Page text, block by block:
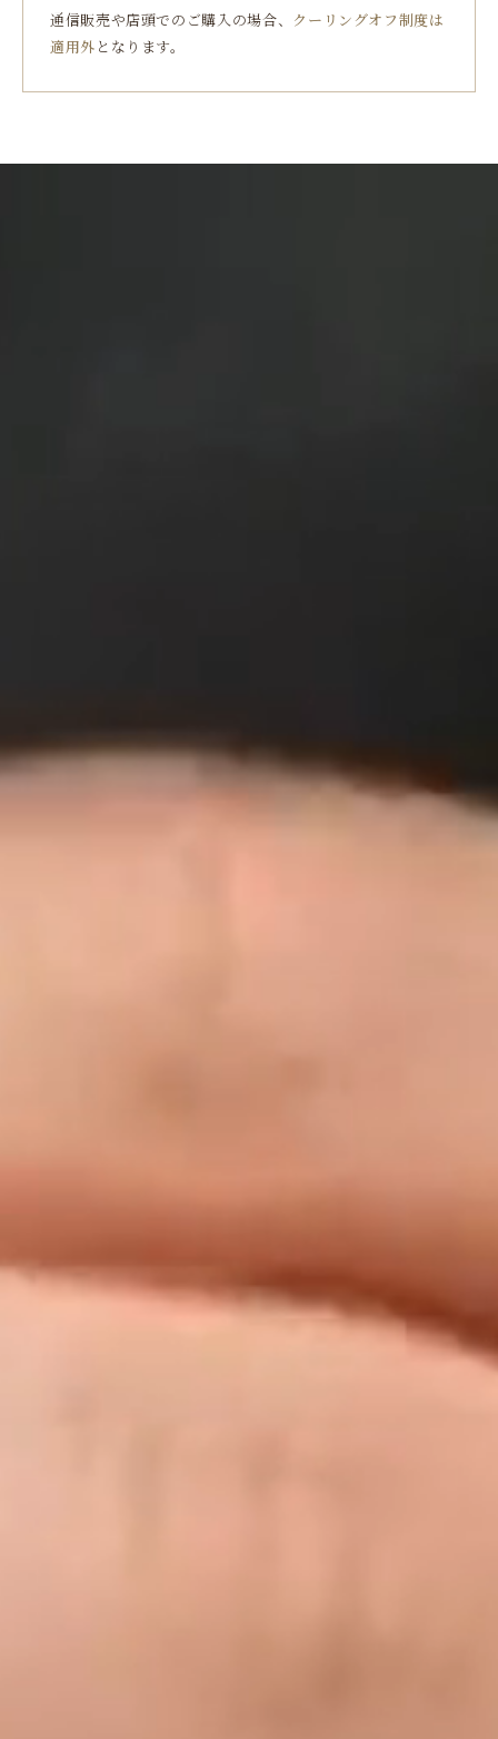
通信販売や店頭でのご購入の場合、 クーリングオフ制度は
適用外 となります。